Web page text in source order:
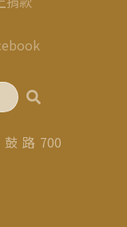
路 700